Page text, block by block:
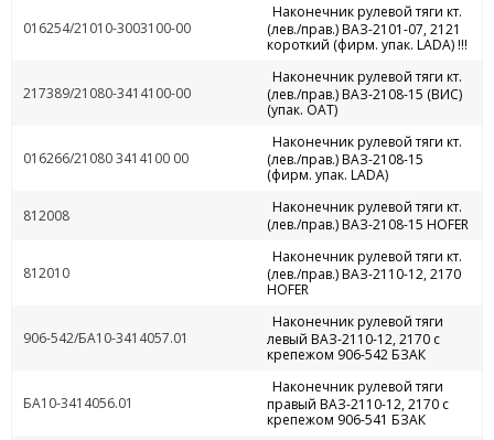
016254/21010-3003100-00
Наконечник рулевой тяги кт.
(лев./прав.) ВАЗ-2101-07, 2121
короткий (фирм. упак. LADA) !!!
217389/21080-3414100-00
Наконечник рулевой тяги кт.
(лев./прав.) ВАЗ-2108-15 (ВИС)
(упак. ОАТ)
016266/21080 3414100 00
Наконечник рулевой тяги кт.
(лев./прав.) ВАЗ-2108-15
(фирм. упак. LADA)
812008
Наконечник рулевой тяги кт.
(лев./прав.) ВАЗ-2108-15 HOFER
812010
Наконечник рулевой тяги кт.
(лев./прав.) ВАЗ-2110-12, 2170
HOFER
906-542/БА10-3414057.01
Наконечник рулевой тяги
левый ВАЗ-2110-12, 2170 с
крепежом 906-542 БЗАК
БА10-3414056.01
Наконечник рулевой тяги
правый ВАЗ-2110-12, 2170 с
крепежом 906-541 БЗАК